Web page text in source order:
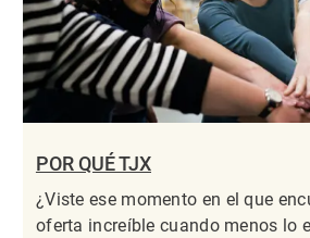
POR QUÉ TJX
¿Viste ese momento en el que
oferta increíble cuando menos lo